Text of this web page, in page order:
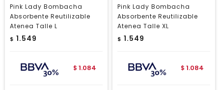
Pink Lady Bombacha
Absorbente Reutilizable
Atenea Talle L
$ 1.549
$ 1.084
Pink Lady Bombacha
Absorbente Reutilizable
Atenea Talle XL
$ 1.549
$ 1.084